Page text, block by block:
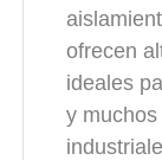
ofrecen
ideales
y